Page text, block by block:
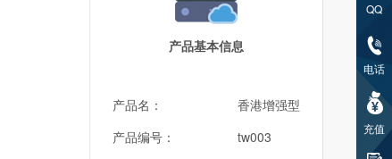
产品基本信息
产品名：
香港增强型
产品编号：
tw003
QQ
电话
充值